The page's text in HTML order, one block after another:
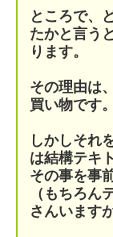
ところで、
たかと言う
ります。
その理由は
買い物です。
しかしそれ
は結構テキ
その事を事
（もちろん
さんいますが